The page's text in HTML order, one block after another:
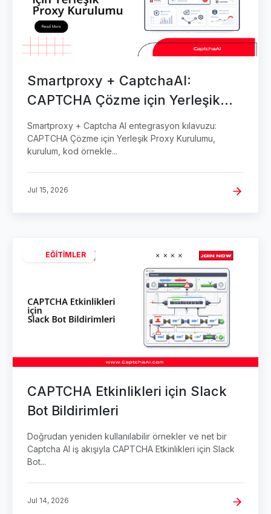
Smartproxy + CaptchaAI:
CAPTCHA Çözme için Yerleşik
Proxy Kurulumu
Smartproxy + Captcha AI entegrasyon kılavuzu:
CAPTCHA Çözme için Yerleşik Proxy Kurulumu,
kurulum, kod örnekle...
Jul 15, 2026
EĞITIMLER
CAPTCHA Etkinlikleri için Slack
Bot Bildirimleri
Doğrudan yeniden kullanılabilir örnekler ve net bir
Captcha AI iş akışıyla CAPTCHA Etkinlikleri için Slack
Bot...
Jul 14, 2026